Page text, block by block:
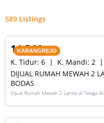
589 Listings
KARANGREJO
DIJUAL RUMAH MEWAH 2
BODAS
Dijual Rumah Mewah 2 Lantai di Telaga
K. Tidur: 6 K. Mandi: 2
14,5 M
SALE